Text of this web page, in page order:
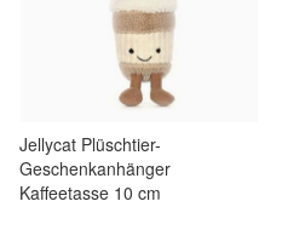
Jellycat Plüschtier-
Geschenkanhänger
Kaffeetasse 10 cm